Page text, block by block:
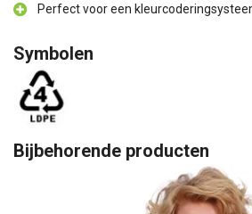
Perfect voor een
Symbolen
Bijbehorende producten